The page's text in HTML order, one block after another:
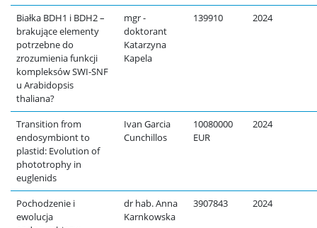
Białka BDH1 i BDH2 –
brakujące elementy
potrzebne do
zrozumienia funkcji
kompleksów SWI-SNF
u Arabidopsis
thaliana?
mgr -
doktorant
Katarzyna
Kapela
139910 2024
Transition from
endosymbiont to
plastid: Evolution of
phototrophy in
euglenids
Ivan Garcia
Cunchillos
10080000
EUR
2024
Pochodzenie i
ewolucja
dr hab. Anna
Karnkowska
3907843 2024